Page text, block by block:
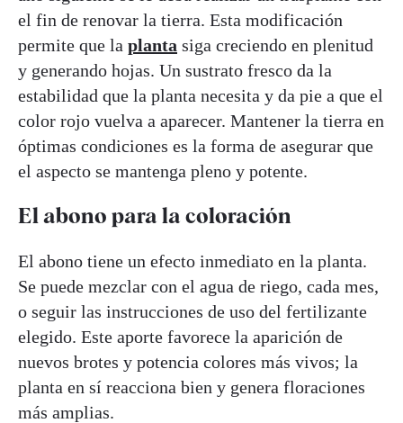
el fin de renovar la tierra. Esta modificación
permite que la planta siga creciendo en plenitud
y generando hojas. Un sustrato fresco da la
estabilidad que la planta necesita y da pie a que el
color rojo vuelva a aparecer. Mantener la tierra en
óptimas condiciones es la forma de asegurar que
el aspecto se mantenga pleno y potente.
El abono para la coloración
El abono tiene un efecto inmediato en la planta.
Se puede mezclar con el agua de riego, cada mes,
o seguir las instrucciones de uso del fertilizante
elegido. Este aporte favorece la aparición de
nuevos brotes y potencia colores más vivos; la
planta en sí reacciona bien y genera floraciones
más amplias.